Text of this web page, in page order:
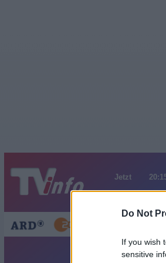
Do Not
If you wish
sensitive
Jetzt